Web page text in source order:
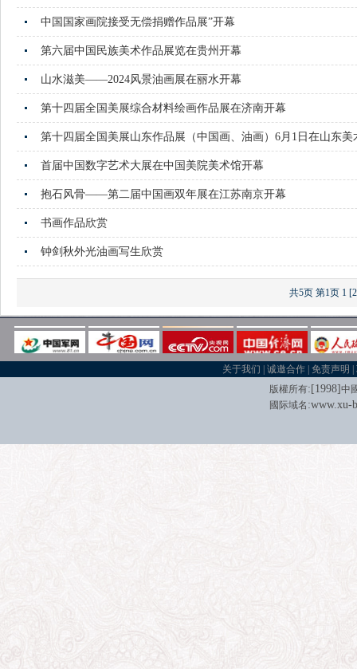
中国国家画院接受无偿捐赠作品展”开幕
第六届中国民族美术作品展览在贵州开幕
山水滋美——2024风景油画展在丽水开幕
第十四届全国美展综合材料绘画作品展在济南开幕
第十四届全国美展山东作品展（中国画、油画）6月1日在山东美
首届中国数字艺术大展在中国美院美术馆开幕
抱石风骨——第二届中国画双年展在江苏南京开幕
书画作品欣赏
钟剑秋外光油画写生欣赏
共5页 第1页 1
关于我们 |诚邀合作 |免责声明 |
版權所有:[1998]中
國际域名 :www.xu-